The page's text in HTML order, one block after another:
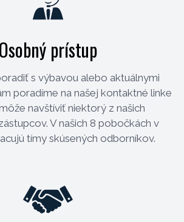
Osobný prístup
s výbavou alebo aktuálnymi
poradíme na našej kontaktné linke
navštíviť niektorý z našich
V našich 8 pobočkách v
tímy skúsených odborníkov.